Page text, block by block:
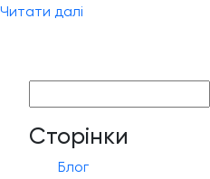
Читати далі
Сторінки
Блог